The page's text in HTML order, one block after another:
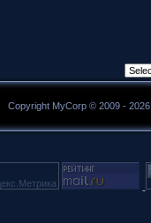
Copyright MyCorp © 2009 - 2026